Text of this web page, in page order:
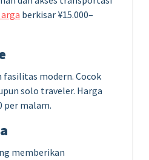
berkisar ¥15.000–
fasilitas modern. Cocok
solo traveler. Harga
per malam.
memberikan